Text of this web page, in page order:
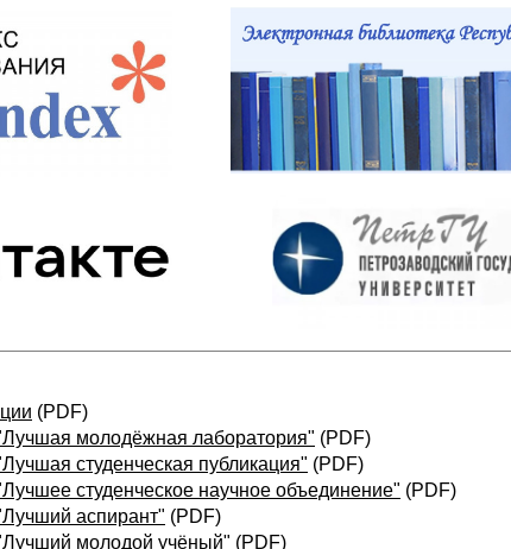
(PDF)
молодёжная лаборатория" (PDF)
студенческая публикация" (PDF)
студенческое научное объединение" (PDF)
аспирант" (PDF)
молодой учёный" (PDF)